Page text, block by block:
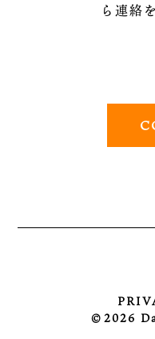
ら連絡
©︎2026